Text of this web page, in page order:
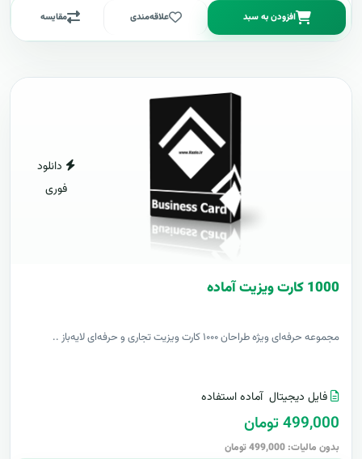
افزودن به سبد علاقه‌مندی مقایسه
دانلود
فوری
1000 کارت ويزيت آماده
مجموعه حرفه‌ای ویژه طراحان ۱۰۰۰ کارت ویزیت تجاری و حرفه‌ای لایه‌باز ..
فایل دیجیتال آماده استفاده
499,000 تومان
بدون مالیات: 499,000 تومان